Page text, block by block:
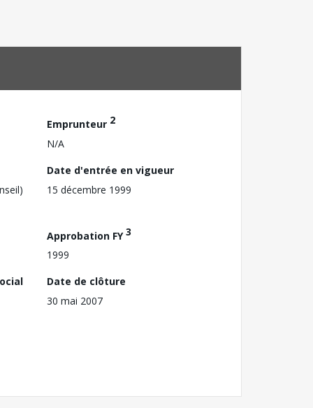
Emprunteur 2
N/A
Date d'entrée en vigueur
15 décembre 1999
Approbation FY3
1999
Date de clôture
30 mai 2007